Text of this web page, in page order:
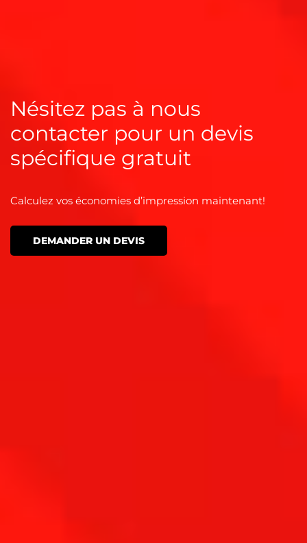
Nésitez pas à nous
contacter pour un devis
spécifique gratuit
Calculez vos économies d’impression maintenant!
DEMANDER UN DEVIS